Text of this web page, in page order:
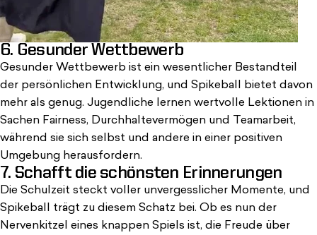
6. Gesunder Wettbewerb
Gesunder Wettbewerb ist ein wesentlicher Bestandteil
der persönlichen Entwicklung, und Spikeball bietet davon
mehr als genug. Jugendliche lernen wertvolle Lektionen in
Sachen Fairness, Durchhaltevermögen und Teamarbeit,
während sie sich selbst und andere in einer positiven
Umgebung herausfordern.
7. Schafft die schönsten Erinnerungen
Die Schulzeit steckt voller unvergesslicher Momente, und
Spikeball trägt zu diesem Schatz bei. Ob es nun der
Nervenkitzel eines knappen Spiels ist, die Freude über